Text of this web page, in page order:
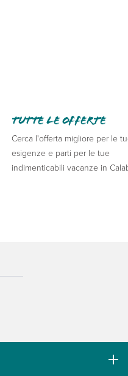
Tutte le offerte
Cerca l'offerta migliore per le
esigenze e parti per le tue
indimenticabili vacanze in